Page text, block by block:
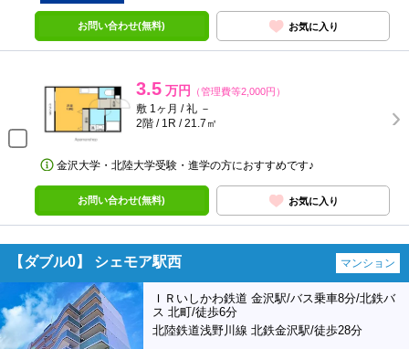
お問い合わせ(無料) お気に入り
3.5 万円 （管理費等2,000円）
敷 1ヶ月 / 礼 －
2階 / 1R / 21.7㎡
金沢大学・北陸大学受験・進学の方におすすめです♪
お問い合わせ(無料) お気に入り
【ダブル0】 シェモア駅西 マンション
ＩＲいしかわ鉄道 金沢駅/バス乗車8分/北鉄バ
ス 北町/徒歩6分
北陸鉄道浅野川線 北鉄金沢駅/徒歩28分